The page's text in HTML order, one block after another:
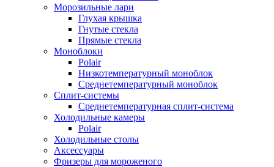
Морозильные лари
Глухая крышка
Гнутые стекла
Прямые стекла
Моноблоки
Polair
Низкотемпературный моноблок
Среднетемпературный моноблок
Сплит-системы
Среднетемпературная сплит-система
Холодильные камеры
Polair
Холодильные столы
Аксессуары
Фризеры для мороженого